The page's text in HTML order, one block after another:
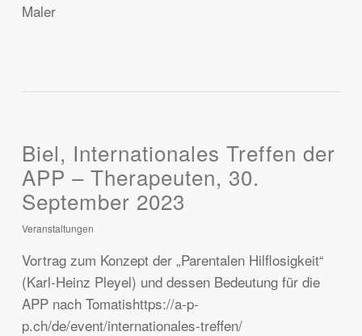
Maler
Biel, Internationales Treffen der
APP – Therapeuten, 30.
September 2023
Veranstaltungen
Vortrag zum Konzept der „Parentalen Hilflosigkeit“
(Karl-Heinz Pleyel) und dessen Bedeutung für die
APP nach Tomatishttps://a-p-
p.ch/de/event/internationales-treffen/